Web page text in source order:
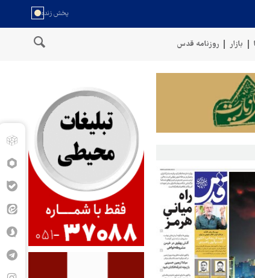
بازار روزنامه قدس
نیروهای مسلح یمن: کشتی نفتی عربستان را با موشک بالستیک هدف قرار